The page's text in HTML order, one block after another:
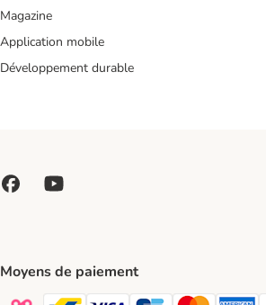
Magazine
Application mobile
Développement durable
Moyens de paiement